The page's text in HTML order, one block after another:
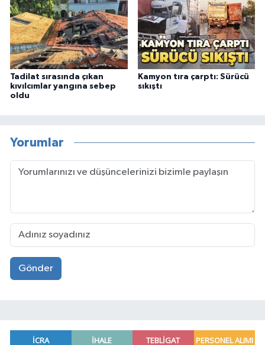
Tadilat sırasında çıkan
kıvılcımlar yangına sebep
oldu
Kamyon tıra çarptı: Sürücü
sıkıştı
Yorumlar
Gönder